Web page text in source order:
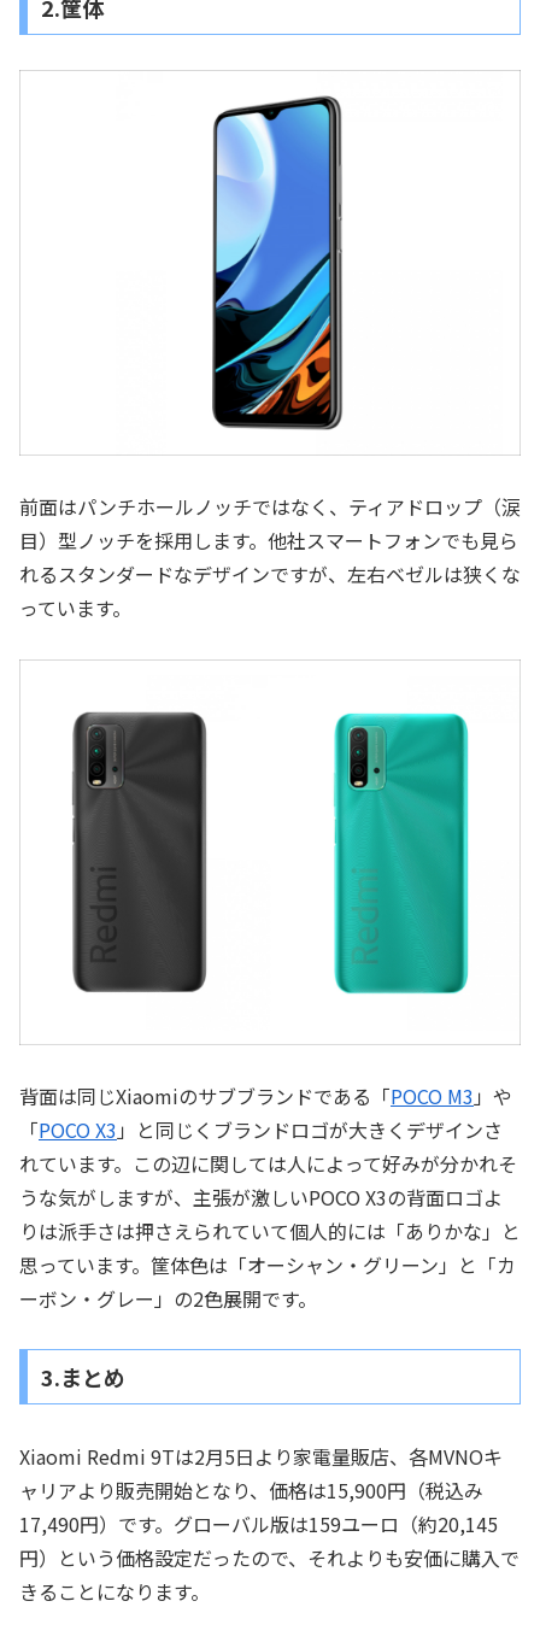
2.筐体
前面はパンチホールノッチではなく、ティアドロップ（涙
目）型ノッチを採用します。他社スマートフォンでも見ら
れるスタンダードなデザインですが、左右ベゼルは狭くな
っています。
背面は同じXiaomiのサブブランドである「POCO M3 」や
「POCO X3 」と同じくブランドロゴが大きくデザインさ
れています。この辺に関しては人によって好みが分かれそ
うな気がしますが、主張が激しいPOCO X3の背面ロゴよ
りは派手さは押さえられていて個人的には「ありかな」と
思っています。筐体色は「オーシャン・グリーン」と「カ
ーボン・グレー」の2色展開です。
3.まとめ
Xiaomi Redmi 9Tは2月5日より家電量販店、各MVNOキ
ャリアより販売開始となり、価格は15,900円（税込み
17,490円）です。グローバル版は159ユーロ（約20,145
円）という価格設定だったので、それよりも安価に購入で
きることになります。